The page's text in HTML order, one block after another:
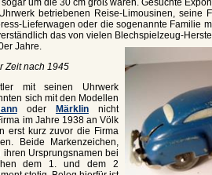
betriebenen Reise-Limousinen, seine
Lieferwagen oder die sogenannte Familie
das von vielen Blechspielzeug-
Jahre.
Zeit nach 1945
mit seinen Uhrwerk
sich mit den Modellen
oder Märklinnicht
im Jahre 1938 an Völk
erst kurz zuvor die Firma
Beide Markenzeichen,
Ursprungsnamen bei
dem 1. und dem 2